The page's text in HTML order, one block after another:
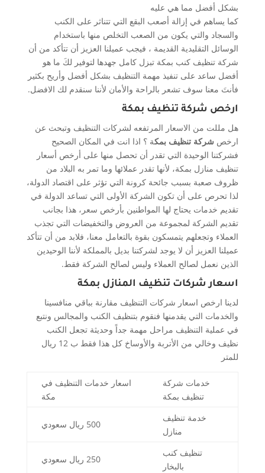
بشكل أفضل مما هي عليه
كما يساهم في إزالة أصعب البقع التي تتناثر على الكنب
والسجاد والتي يكون من الصعب التخلص منها باستخدام
الوسائل التقليدية القديمة ، فيجب عميلنا العزيز أن تتأكد من أن
شركة تنظيف كنب بمكة تبزل كامل جهدها لتوفير لكَ ما هو
أفضل ساعد على تنفيذ مهمة التنظيف بشكل أفضل وأريح بكثير
فأنتَ معنا سوف تشعر بالراحة والأمان لأننا سنقدم لك الافضل.
ارخص شركة تنظيف بمكة
هل مللت من الاسعار المرتفعه لشركات التنظيف وتبحث عن
ارخص شركة تنظيف بمكة ؟ اذا انت في المكان الصحيح
فشركتنا الوحيدة التي تقدر أن تحصل منها على أرخص أسعار
تنظيف منازل بمكة، لأنها تقدر عملائها وما تمر به البلاد من
ظروف صعبة بسبب جائحة كرونة التي تؤثر على اقتصاد الدولة،
لذا تحرص على أن تكون الشركة الأولى التي تساعد الدولة في
تقديم خدمات يحتاج لها المواطنين بأرخص سعر، هذا بجانب
تقديم الشركة لمجموعة من العروض والتخفيضات التي تجذب
العملاء وتجعلهم يتمسكون بقوة بالتعامل معنا، فلابد من أن تتأكد
عميلنا العزيز أن لا يوجد لشركتنا بديل بالمملكة لأننا الوحيدين
الذين نعمل لصالح العملاء وليس لصالح الشركة فقط.
اسعار شركات تنظيف المنازل بمكة
لدينا ارخص اسعار شركات التنظيف مقارنة بباقي منافسينا
والخدمات التي يقدمنها فنقوم بتنظيف الكنب والمجالس ونتبع
في عملية التنظيف مراحل مهمة جداً وحديثة تجعل الكنب
نظيف وخالي من الأتربة والأوساخ كل هذا فقط ب 12 ريال
للمتر
خدمات شركة
تنظيف بمكة
اسعار خدمات التنظيف في
مكة
خدمة تنظيف
منازل
500 ريال سعودي
تنظيف كنب
بالبخار
250 ريال سعودي